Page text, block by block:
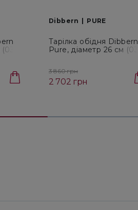
Dibbern PURE
Тарілка обідня Dibbern
Pure, діаметр 26 см (03
3 860 грн
2 702 грн